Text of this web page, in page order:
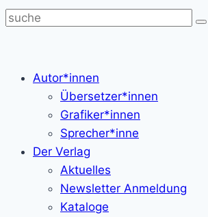
Autor*innen
Übersetzer*innen
Grafiker*innen
Sprecher*inne
Der Verlag
Aktuelles
Newsletter Anmeldung
Kataloge